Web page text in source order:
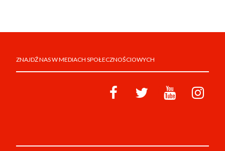
ZNAJDŹ NAS W MEDIACH SPOŁECZNOŚCIOWYCH